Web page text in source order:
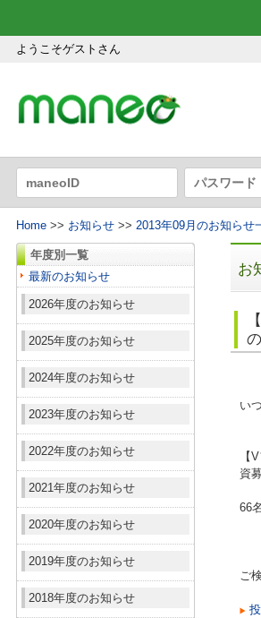
ようこそゲストさん
Home >> お知らせ >> 2013年09月のお知らせ
年度別一覧
最新のお知らせ
2026年度のお知らせ
2025年度のお知らせ
2024年度のお知らせ
2023年度のお知らせ
2022年度のお知らせ
2021年度のお知らせ
2020年度のお知らせ
2019年度のお知らせ
2018年度のお知らせ
お
い
【
資
66
ご